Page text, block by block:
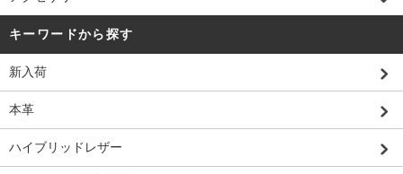
キーワードから探す
新入荷
本革
ハイブリッドレザー